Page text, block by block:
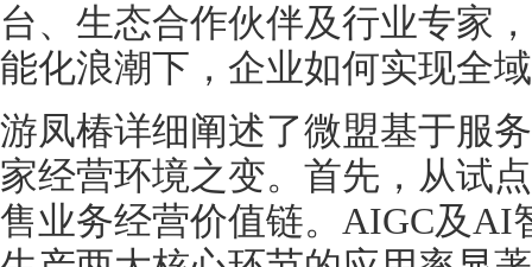
台、生态合作伙伴及行业专家
能化浪潮下，企业如何实现全
游凤椿详细阐述了微盟基于服
家经营环境之变。首先，从试
售业务经营价值链。AIGC及AI